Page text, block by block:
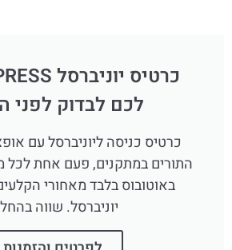
לכם לבדוק לפני
כרטיס כניסה ליוניברסל עם
התורים במתקנים, פעם אחת לכל
באוטובוס בלבד מאחורי
יוניברסל. שווה